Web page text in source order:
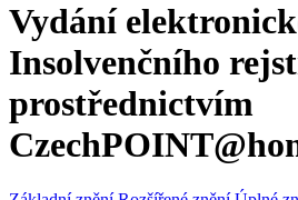
Vydání
Insolvenčního
prostřednictvím